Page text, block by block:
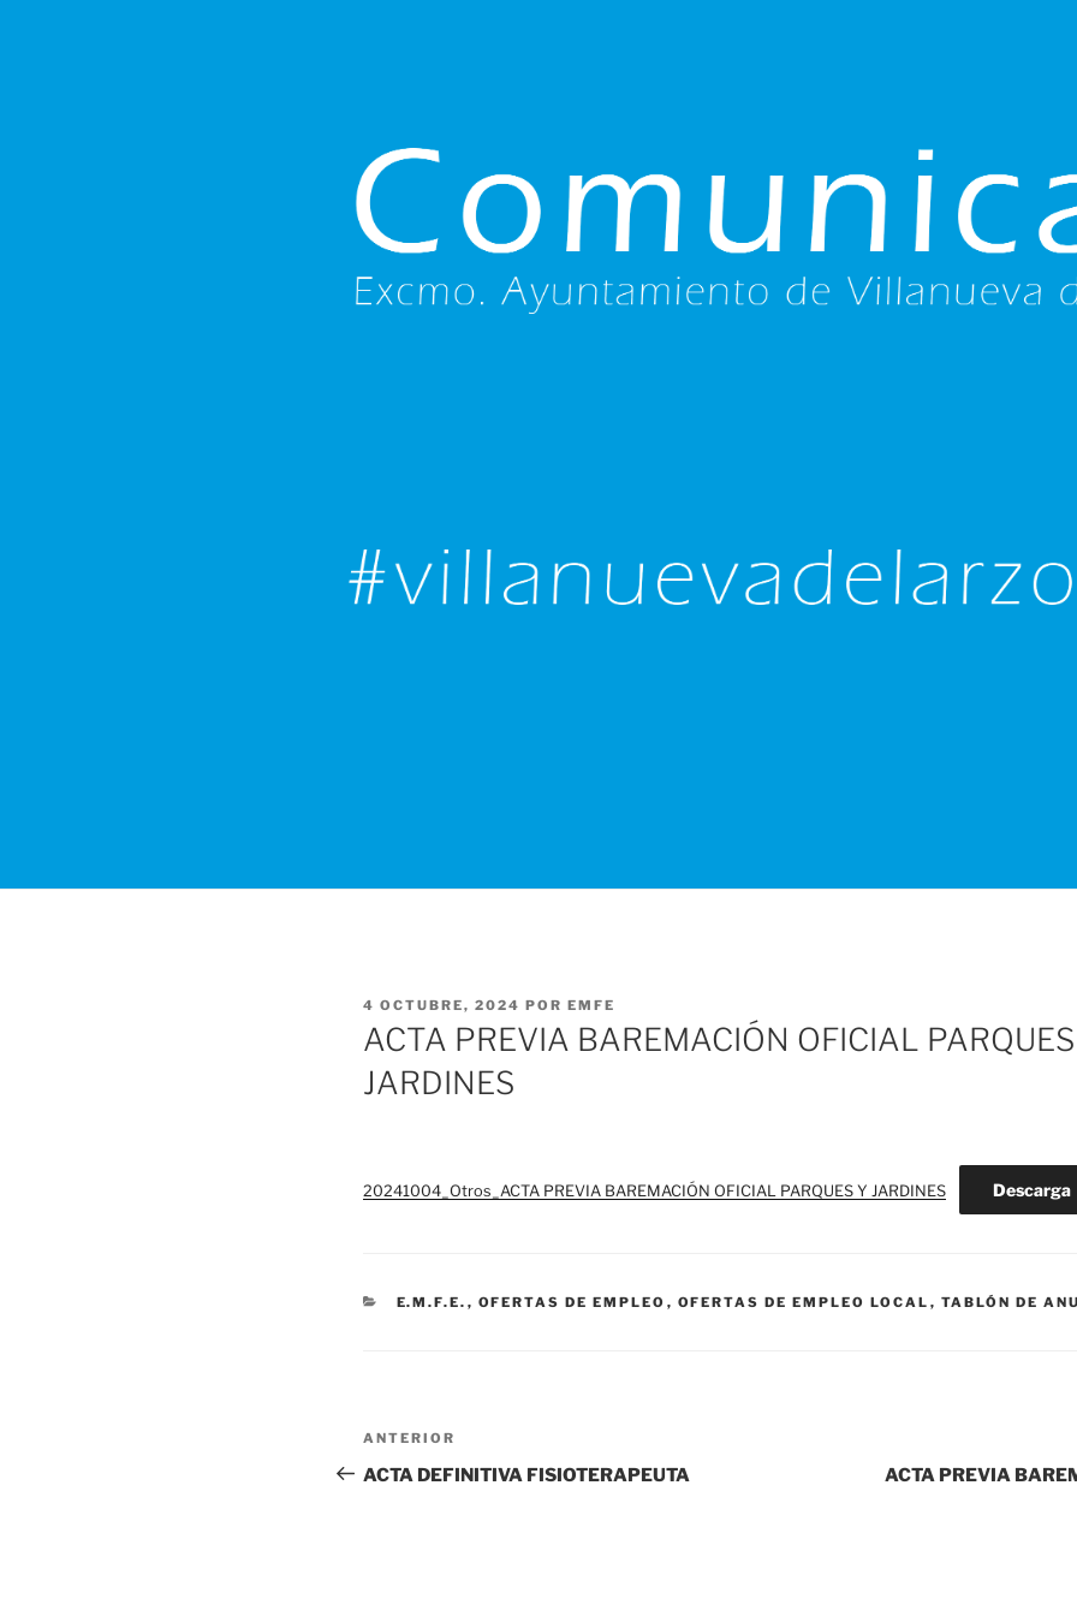
PUBLICADO
4 OCTUBRE, 2024 POR EMFE
ACTA PREVIA BAREMACIÓN OFICIAL
JARDINES
20241004_Otros_ACTA PREVIA BAREMACIÓN OFICIAL PARQUES Y JARDINES Descarga
CATEGORÍAS
E.M.F.E. , OFERTAS DE EMPLEO , OFERTAS DE EMPLEO LOCAL , TABLÓN DE
Navegación
de
Entrada
anterior:
ANTERIOR
ACTA DEFINITIVA FISIOTERAPEUTA ACTA PREVIA